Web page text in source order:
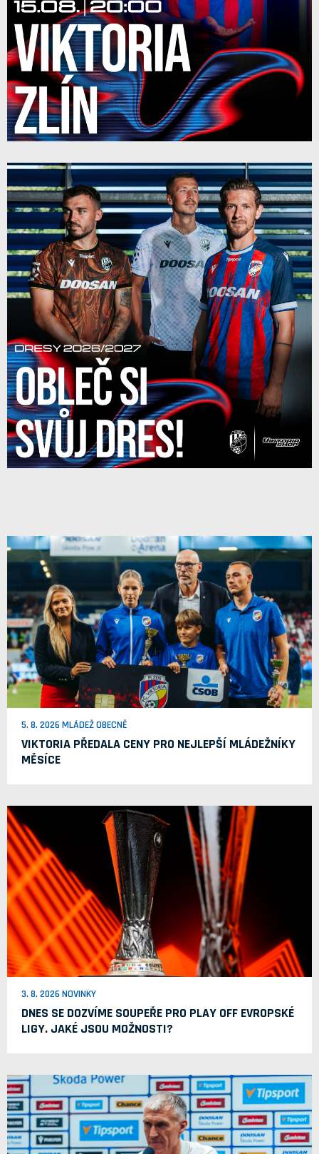
5. 8. 2026 MLÁDEŽ OBECNĚ
VIKTORIA PŘEDALA CENY PRO NEJLEPŠÍ MLÁDEŽNÍKY
MĚSÍCE
3. 8. 2026 NOVINKY
DNES SE DOZVÍME SOUPEŘE PRO PLAY OFF EVROPSKÉ
LIGY. JAKÉ JSOU MOŽNOSTI?